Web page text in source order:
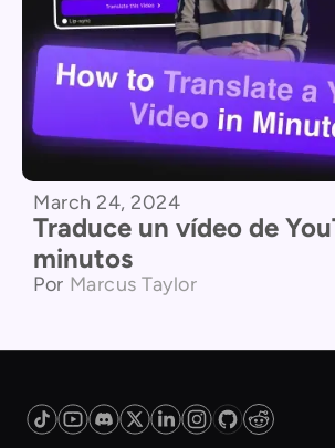
March 24, 2024
Traduce un vídeo de
minutos
Por Marcus Taylor